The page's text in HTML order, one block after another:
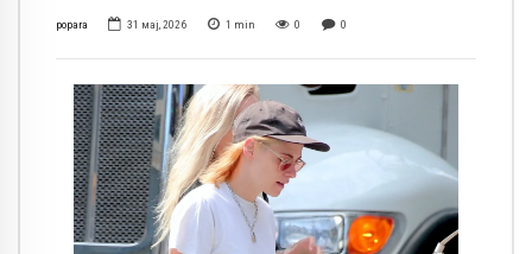
popara 31 мај, 2026 1 min 0 0